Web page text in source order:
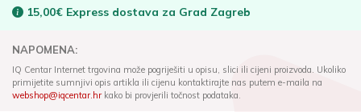
15,00€ Express dostava za Grad Zagreb
NAPOMENA:
IQ Centar Internet trgovina može pogriješiti u opisu, slici ili cijeni proizvoda. Ukoliko
primijetite sumnjivi opis artikla ili cijenu kontaktirajte nas putem e-maila na
webshop@iqcentar.hrkako bi provjerili točnost podataka.